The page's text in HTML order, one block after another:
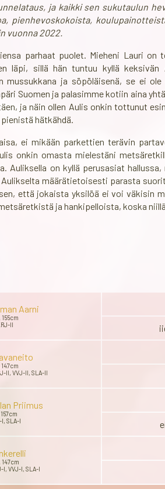
ja kaikki sen sukutaulun
pienhevoskokoista,
vuonna 2022.
parhaat puolet. Mieheni Lauri
läpi, sillä hän tuntuu kyllä
ja söpöläisenä, se ei
Suomen ja palasimme kotiin aina
ja näin ollen Aulis onkin tottunut
hätkähdä.
ei mikään parkettien terävin
onkin omasta mielestäni
on kyllä perusasiat
määrätietoisesti parasta
että jokaista yksilöä ei voi väkisin
ja hankipelloista, koska
Aarni
II
II, VVJ-II, SLA-II
Priimus
I, SLA-I
I, VVJ-I, SLA-I